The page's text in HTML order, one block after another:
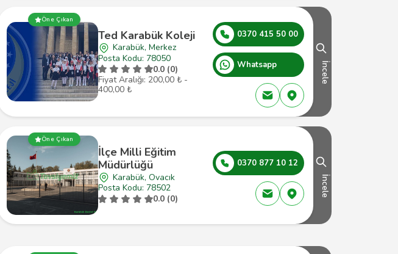
Öne Çıkan
Ted Karabük Koleji
Karabük, Merkez
Posta Kodu: 78050
0.0 (0)
Fiyat Aralığı: 200,00 ₺ -
400,00 ₺
0370 415 50 00
Whatsapp İncele
Öne Çıkan
İlçe Milli Eğitim
Müdürlüğü
Karabük, Ovacık
Posta Kodu: 78502
0.0 (0)
0370 877 10 12
İncele